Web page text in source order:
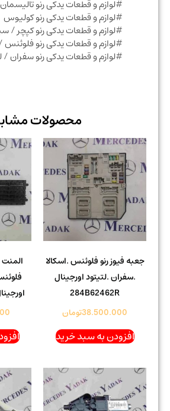
#لوازم و قطعات یدکی رنو تالیسمان
#لوازم و قطعات یدکی رنو کولیوس
#لوازم و قطعات یدکی رنو کپچر / سیمبل
#لوازم و قطعات یدکی رنو فلوئنس /
#لوازم و قطعات یدکی رنو سفران / لتیتود
محصولات مشابه
جعبه فیوز رنو فلوئنس .اسکالا
.سفران .لتیتود اورجینال
284B62462R
38.500.000تومان
افزودن به سبد خرید
المنت
فلوئنس
اورجینال A30105B38010
افزودن